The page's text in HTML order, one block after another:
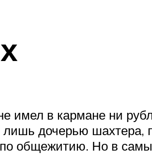
имел в кармане ни
дочерью шахтера,
по общежитию. Но в